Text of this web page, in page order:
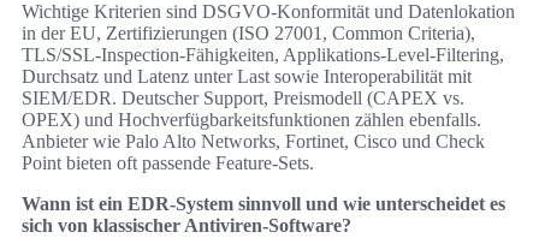
Wichtige Kriterien sind DSGVO-Konformität und Datenlokation
in der EU, Zertifizierungen (ISO 27001, Common Criteria),
TLS/SSL-Inspection-Fähigkeiten, Applikations-Level-Filtering,
Durchsatz und Latenz unter Last sowie Interoperabilität mit
SIEM/EDR. Deutscher Support, Preismodell (CAPEX vs.
OPEX) und Hochverfügbarkeitsfunktionen zählen ebenfalls.
Anbieter wie Palo Alto Networks, Fortinet, Cisco und Check
Point bieten oft passende Feature-Sets.
Wann ist ein EDR-System sinnvoll und wie unterscheidet es
sich von klassischer Antiviren-Software?